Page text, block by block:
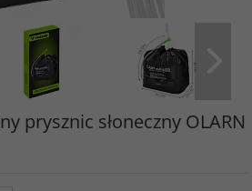
prysznic słoneczny OLARN